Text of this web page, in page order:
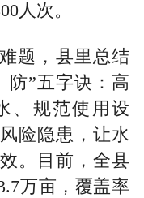
人次。
题，县里总结
防”五字诀：高
、规范使用设
险隐患，让水
。目前，全县
万亩，覆盖率